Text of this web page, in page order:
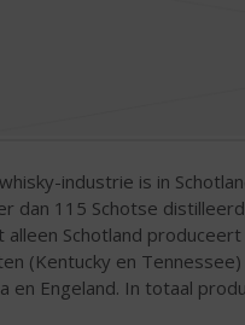
industrie is in
dan 115 Schotse
alleen Schotland
(Kentucky en
en Engeland. In totaal